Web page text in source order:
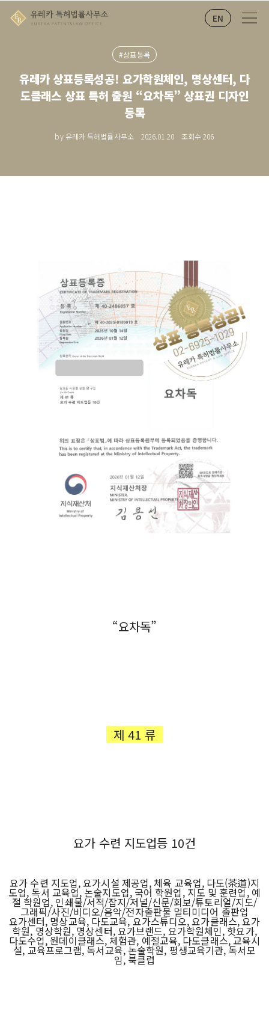
EN
#상표등록
유레카 상표등록성공! 요가학원체인, 명상센터, 다
도클래스 상표 특허 출원 “요차독” 상표권 디자인
등록
by 유레카 특허법률사무소 2026.01.20 조회수206
“요차독”
제 41 류
요가 수련 지도업등 10건
요가 수련 지도업, 요가시설 제공업, 체육 교육업, 다도(茶道)지
도업, 독서 교육업, 논술지도업, 국어 학원업, 지도 및 훈련업, 예
절 학원업, 인쇄물/서적/잡지/저널/신문/회보/튜토리얼/지도/
그래픽/사진/비디오/음악/전자출판물 멀티미디어 출판업
요가센터, 명상교육, 다도교육, 요가스튜디오, 요가클래스, 요가
학원, 명상학원, 명상센터, 요가브랜드, 요가학원체인, 핫요가,
다도수업, 원데이클래스, 체험관, 예절교육, 다도클래스, 교육시
설, 교육프로그램, 독서교육, 논술학원, 평생교육기관, 독서모
임, 북클럽